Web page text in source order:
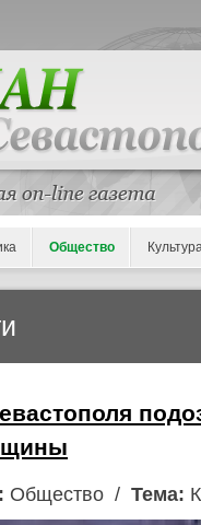
Общество
Общество / Тема: